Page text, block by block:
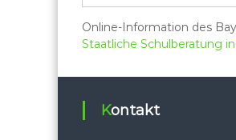
Online-Information des
Staatliche Schulberatung
Kontakt